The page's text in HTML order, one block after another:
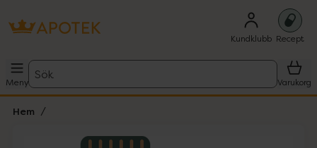
Kundklubb Recept
Meny
Sök
Varukorg
Hem